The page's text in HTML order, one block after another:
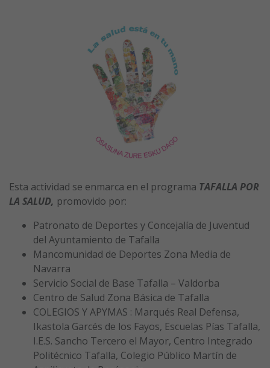
Esta actividad se enmarca en el programa TAFALLA POR
LA SALUD, promovido por:
Patronato de Deportes y Concejalía de Juventud
del Ayuntamiento de Tafalla
Mancomunidad de Deportes Zona Media de
Navarra
Servicio Social de Base Tafalla – Valdorba
Centro de Salud Zona Básica de Tafalla
COLEGIOS Y APYMAS : Marqués Real Defensa,
Ikastola Garcés de los Fayos, Escuelas Pías Tafalla,
I.E.S. Sancho Tercero el Mayor, Centro Integrado
Politécnico Tafalla, Colegio Público Martín de